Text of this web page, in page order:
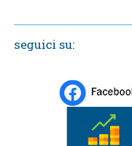
seguici su: